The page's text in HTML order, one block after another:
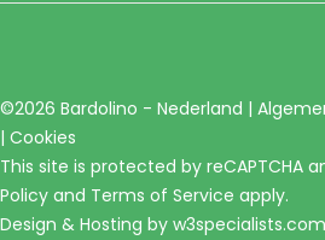
©2026 Bardolino - Nederland |
| Cookies
This site is protected by reCAPTCHA
Policy and Terms of Service apply.
Design & Hosting by w3specialists.com